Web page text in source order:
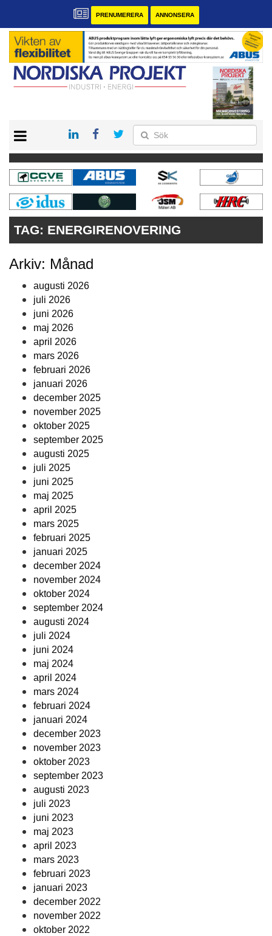
PRENUMERERA ANNONSERA
KONTAKT
VÅRA ANDRA MAGASIN
PRENUMERERA
ANNONSERA
TAG: ENERGIRENOVERING
Arkiv: Månad
augusti 2026
juli 2026
juni 2026
maj 2026
april 2026
mars 2026
februari 2026
januari 2026
december 2025
november 2025
oktober 2025
september 2025
augusti 2025
juli 2025
juni 2025
maj 2025
april 2025
mars 2025
februari 2025
januari 2025
december 2024
november 2024
oktober 2024
september 2024
augusti 2024
juli 2024
juni 2024
maj 2024
april 2024
mars 2024
februari 2024
januari 2024
december 2023
november 2023
oktober 2023
september 2023
augusti 2023
juli 2023
juni 2023
maj 2023
april 2023
mars 2023
februari 2023
januari 2023
december 2022
november 2022
oktober 2022